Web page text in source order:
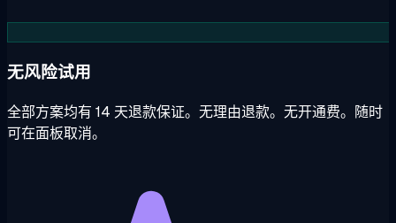
无风险试用
全部方案均有 14 天退款保证。无理由退款。无开通费。随时
可在面板取消。